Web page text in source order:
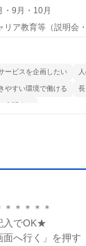
9月・10月
ア教育等（説明会
ービスを企画したい
やすい環境で働ける
会話する
＊＊＊＊
入でOK★
へ行く」を押す